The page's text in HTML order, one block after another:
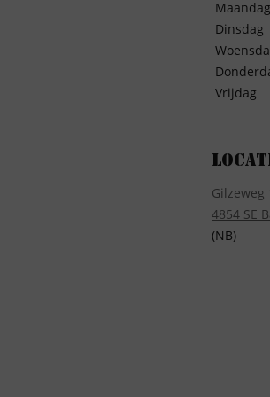
Maandag
Dinsdag
Vrijdag
Gilzeweg
4854 SE
(NB)